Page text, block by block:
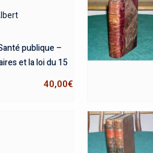
publique –
et la loi du 15
40,00€